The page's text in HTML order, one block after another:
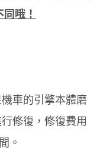
哦！
機車的引擎本體磨
修復，修復費用
。